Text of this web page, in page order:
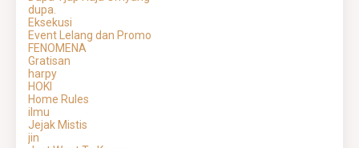
dupa.
Eksekusi
Event Lelang dan Promo
FENOMENA
Gratisan
harpy
HOKI
Home Rules
ilmu
Jejak Mistis
jin